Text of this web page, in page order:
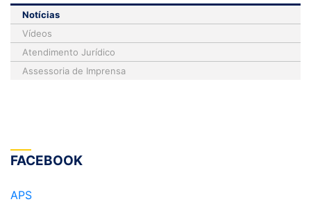
Notícias
Vídeos
Atendimento Jurídico
Assessoria de Imprensa
FACEBOOK
APS